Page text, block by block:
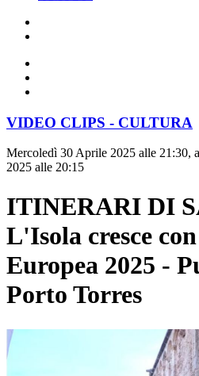
VIDEO CLIPS - CULTURA
Mercoledì 30 Aprile 2025 alle 21:30,
2025 alle 20:15
ITINERARI DI
L'Isola cresce
Europea 2025 -
Porto Torres